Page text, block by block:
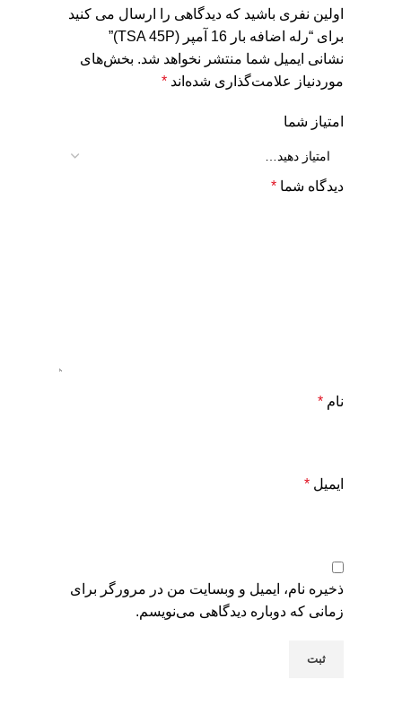
اولین نفری باشید که دیدگاهی را ارسال می کنید
برای “رله اضافه بار 16 آمپر (TSA 45P)”
نشانی ایمیل شما منتشر نخواهد شد. بخش‌های
موردنیاز علامت‌گذاری شده‌اند *
امتیاز شما
دیدگاه شما *
نام *
ایمیل *
ذخیره نام، ایمیل و وبسایت من در مرورگر برای
زمانی که دوباره دیدگاهی می‌نویسم.